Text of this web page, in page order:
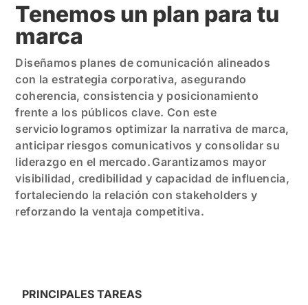
Tenemos un plan para tu
marca
Diseñamos planes de comunicación alineados
con la estrategia corporativa, asegurando
coherencia, consistencia y posicionamiento
frente a los públicos clave. Con este
servicio logramos optimizar la narrativa de marca,
anticipar riesgos comunicativos y consolidar su
liderazgo en el mercado. Garantizamos mayor
visibilidad, credibilidad y capacidad de influencia,
fortaleciendo la relación con stakeholders y
reforzando la ventaja competitiva.
PRINCIPALES TAREAS